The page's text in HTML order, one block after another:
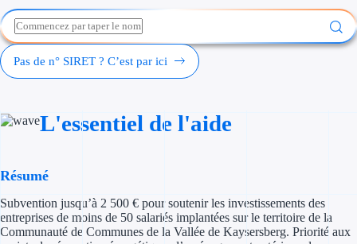
Création
Cession
Subventions
Pas de n° SIRET ? C’est par ici
L'essentiel de l'aide
Résumé
Subvention jusqu’à 2 500 € pour soutenir les investissements des
entreprises de moins de 50 salariés implantées sur le territoire de la
Communauté de Communes de la Vallée de Kaysersberg. Priorité aux